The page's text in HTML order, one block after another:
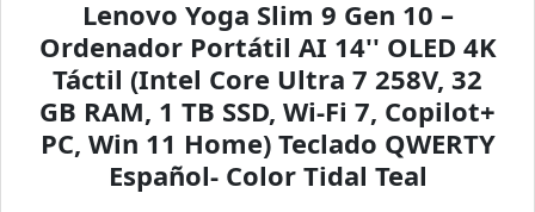
Lenovo Yoga Slim 9 Gen 10 –
Ordenador Portátil AI 14'' OLED 4K
Táctil (Intel Core Ultra 7 258V, 32
GB RAM, 1 TB SSD, Wi-Fi 7, Copilot+
PC, Win 11 Home) Teclado QWERTY
Español- Color Tidal Teal